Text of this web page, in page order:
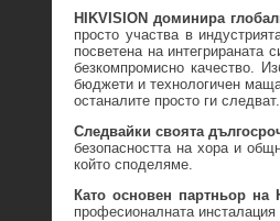
HIKVISION доминира
просто участва в
посветена на интегрираната
безкомпромисно качество.
бюджети и технологичен
останалите просто ги
Следвайки своята
безопасността на хора и
който споделяме.
Като основен партньор на
професионалната